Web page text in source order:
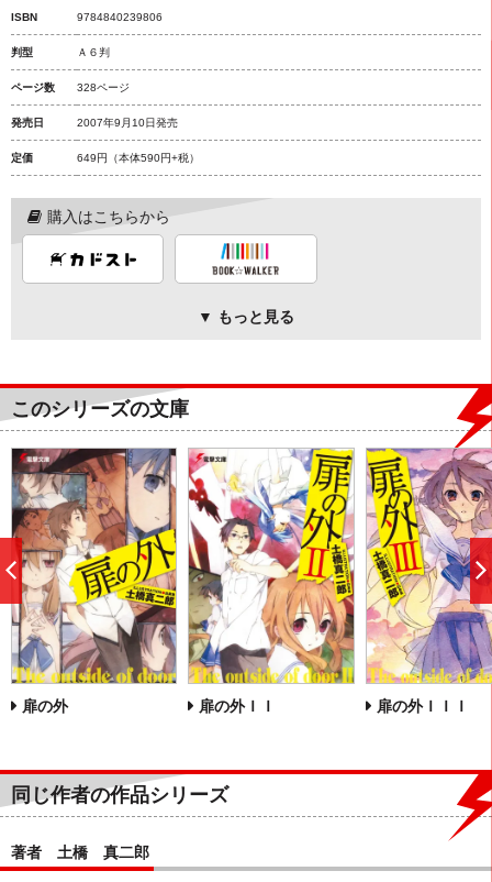
ISBN 9784840239806
判型 Ａ６判
ページ数 328ページ
発売日 2007年9月10日発売
定価 649円 （本体590円+税）
購入はこちらから
▼ もっと見る
このシリーズの文庫
扉の外 扉の外ＩＩ 扉の外ＩＩＩ
前
へ
同じ作者の作品シリーズ
著者 土橋 真二郎